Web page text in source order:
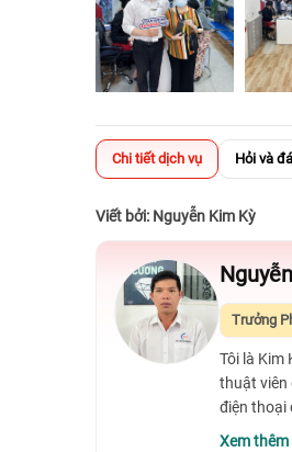
Chi tiết dịch vụ Hỏi và
Viết bởi: Nguyễn Kim Kỳ
Trưởng
Tôi là Kim
thuật viên
điện thoại
Xem